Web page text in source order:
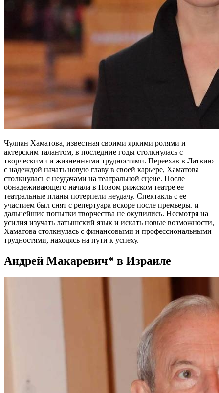
Чулпан Хаматова, известная своими яркими ролями и
актерским талантом, в последние годы столкнулась с
творческими и жизненными трудностями. Переехав в Латвию
с надеждой начать новую главу в своей карьере, Хаматова
столкнулась с неудачами на театральной сцене. После
обнадеживающего начала в Новом рижском театре ее
театральные планы потерпели неудачу. Спектакль с ее
участием был снят с репертуара вскоре после премьеры, и
дальнейшие попытки творчества не окупились. Несмотря на
усилия изучать латышский язык и искать новые возможности,
Хаматова столкнулась с финансовыми и профессиональными
трудностями, находясь на пути к успеху.
Андрей Макаревич* в Израиле